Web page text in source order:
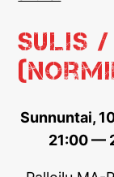
Sulis
Sunnuntai,
21:00 —